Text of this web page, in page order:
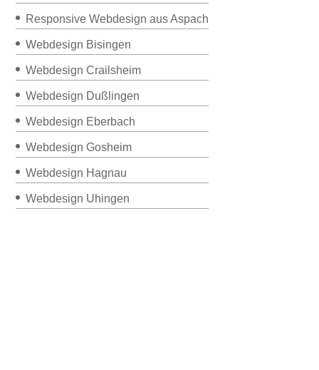
Responsive Webdesign aus Aspach
Webdesign Bisingen
Webdesign Crailsheim
Webdesign Dußlingen
Webdesign Eberbach
Webdesign Gosheim
Webdesign Hagnau
Webdesign Uhingen